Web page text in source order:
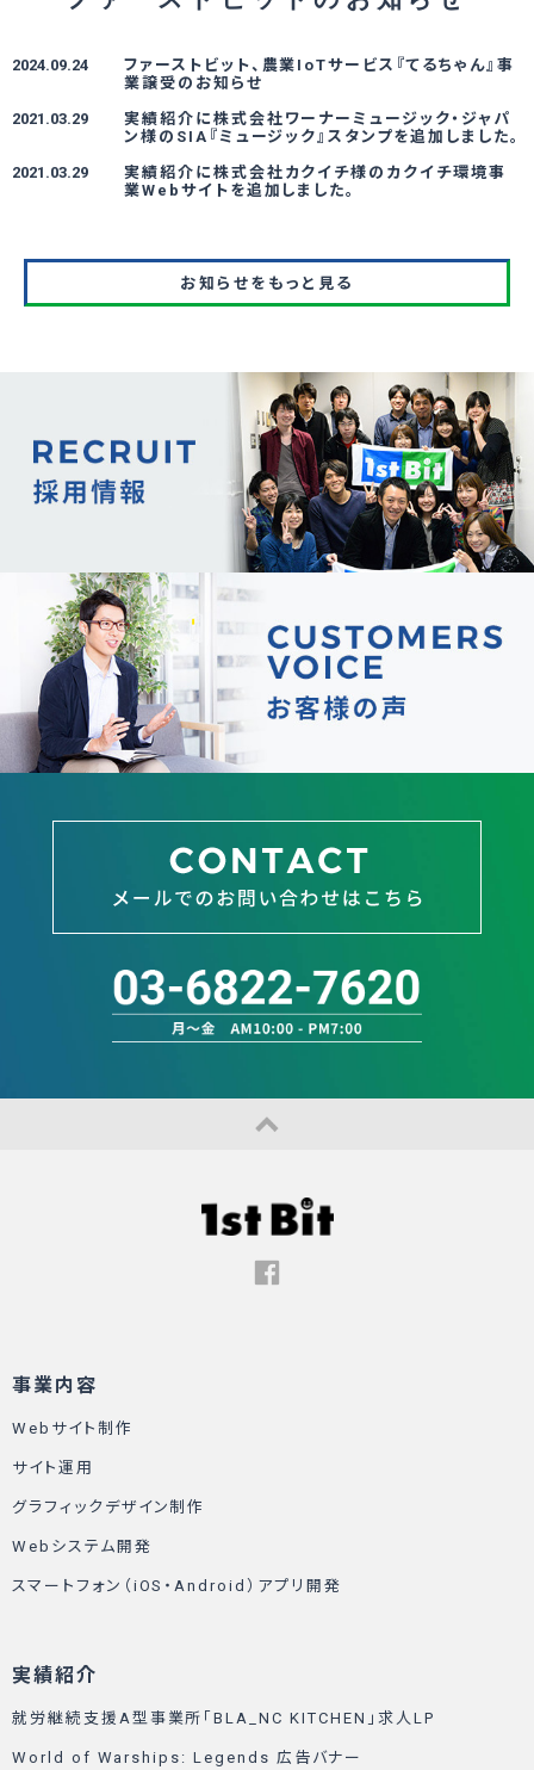
2024.09.24
ファーストビット、農業IoTサービス『てるちゃん』事
業譲受のお知らせ
2021.03.29
実績紹介に株式会社ワーナーミュージック・ジャパ
ン様のSIA『ミュージック』スタンプを追加しました。
2021.03.29
実績紹介に株式会社カクイチ様のカクイチ環境事
業Webサイトを追加しました。
お知らせをもっと見る
事業内容
Webサイト制作
サイト運用
グラフィックデザイン制作
Webシステム開発
スマートフォン（iOS・Android）アプリ開発
実績紹介
就労継続支援A型事業所「BLA_NC KITCHEN」求人LP
World of Warships: Legends 広告バナー